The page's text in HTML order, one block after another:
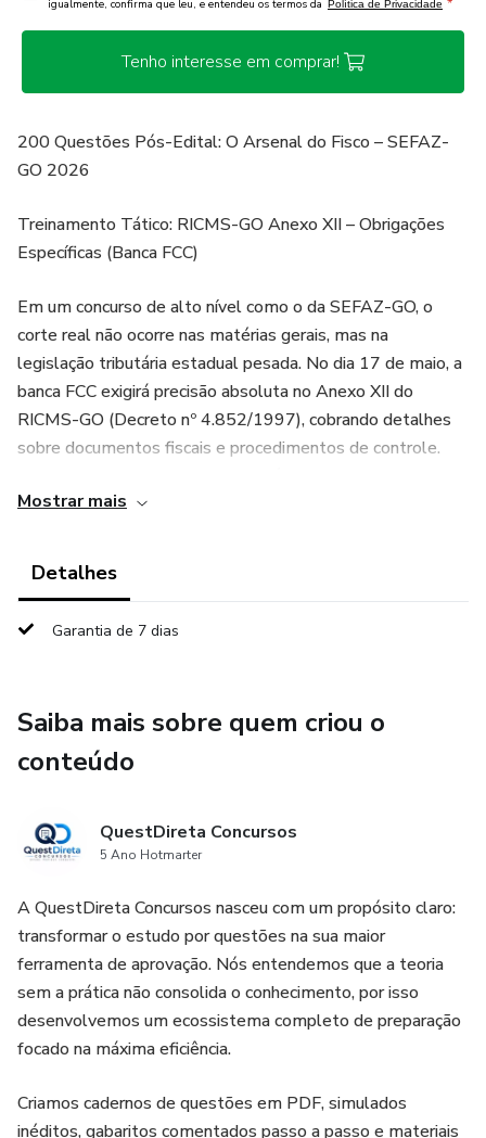
igualmente, confirma que leu, e entendeu os termos da Política de Privacidade
Tenho interesse em comprar!
200 Questões Pós-Edital: O Arsenal do Fisco – SEFAZ-
GO 2026
Treinamento Tático: RICMS-GO Anexo XII – Obrigações
Específicas (Banca FCC)
Em um concurso de alto nível como o da SEFAZ-GO, o
corte real não ocorre nas matérias gerais, mas na
legislação tributária estadual pesada. No dia 17 de maio, a
banca FCC exigirá precisão absoluta no Anexo XII do
RICMS-GO (Decreto nº 4.852/1997), cobrando detalhes
sobre documentos fiscais e procedimentos de controle.
funciona como o reforço tático necessário para validar suas
acessórias e penalidades que definem a pontuação de elite
📦 Conteúdo do Treinamento (01 eBook – 200 Questões):
os capítulos mais sensíveis das Obrigações Específicas
sejam mecanizados:
Capítulos I, II, V, VII, VIII, X, XI, XIII, XV, XVI e XVII.
acessórias, emissão de documentos fiscais, procedimentos
obrigatórios e situações especiais de controle fiscal.
Padrão FCC: Exercícios no formato de múltipla escolha (5
alternativas), desenhados para simular a malícia da banca
na cobrança de detalhes técnicos e prazos.
Gabarito Comentado: Fundamentação direta baseada no
Mostrar mais
Detalhes
Garantia de 7 dias
Saiba mais sobre quem criou o
conteúdo
QuestDireta Concursos
5 Ano Hotmarter
A QuestDireta Concursos nasceu com um propósito claro:
transformar o estudo por questões na sua maior
ferramenta de aprovação. Nós entendemos que a teoria
sem a prática não consolida o conhecimento, por isso
desenvolvemos um ecossistema completo de preparação
focado na máxima eficiência.
Criamos cadernos de questões em PDF, simulados
inéditos, gabaritos comentados passo a passo e materiais